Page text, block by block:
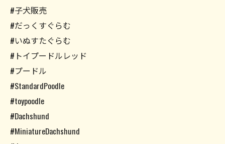
#子犬販売
#だっくすぐらむ
#いぬすたぐらむ
#トイプードルレッド
#プードル
#StandardPoodle
#toypoodle
#Dachshund
#MiniatureDachshund